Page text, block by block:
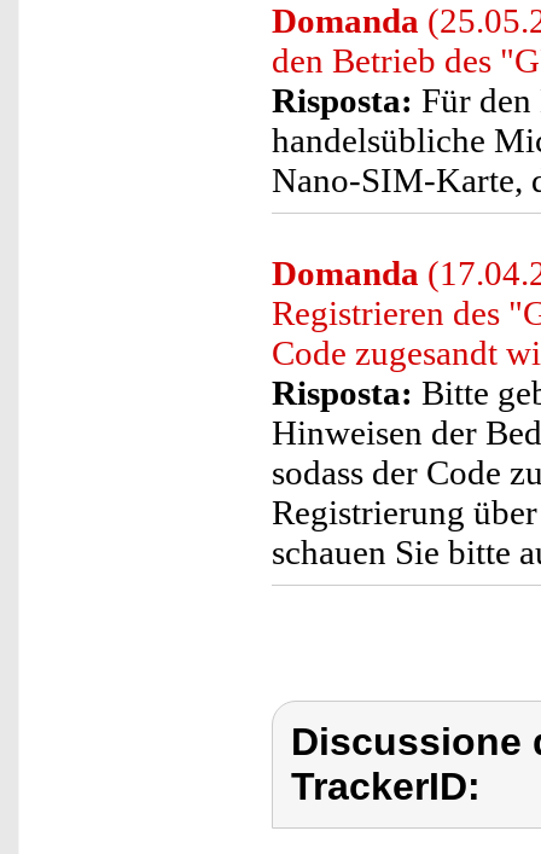
Domanda
den Betrieb des
Risposta: Für den
handelsübliche
Nano-SIM-Karte,
Domanda
Registrieren des
Code zugesandt
Risposta: Bitte
Hinweisen der
sodass der Code
Registrierung
schauen Sie bitte
Discussione
TrackerID: